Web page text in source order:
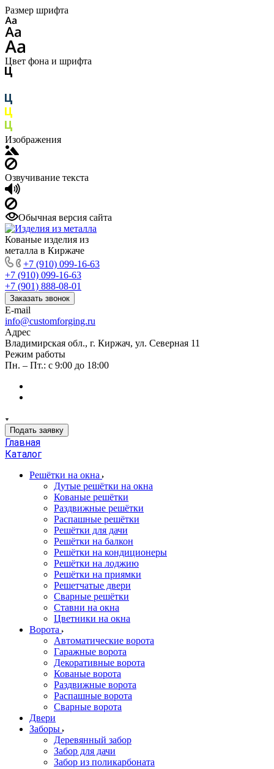
Размер шрифта
Цвет фона и шрифта
Изображения
Озвучивание текста
Обычная версия сайта
Кованые изделия из
металла в Киржаче
+7 (910) 099-16-63
+7 (910) 099-16-63
+7 (901) 888-08-01
Заказать звонок
E-mail
info@customforging.ru
Адрес
Владимирская обл., г. Киржач, ул. Северная 11
Режим работы
Пн. – Пт.: с 9:00 до 18:00
Подать заявку
Главная
Каталог
Решётки на окна
Дутые решётки на окна
Кованые решётки
Раздвижные решётки
Распашные решётки
Решётки для дачи
Решётки на балкон
Решётки на кондиционеры
Решётки на лоджию
Решётки на приямки
Решетчатые двери
Сварные решётки
Ставни на окна
Цветники на окна
Ворота
Автоматические ворота
Гаражные ворота
Декоративные ворота
Кованые ворота
Раздвижные ворота
Распашные ворота
Сварные ворота
Двери
Заборы
Деревянный забор
Забор для дачи
Забор из поликарбоната